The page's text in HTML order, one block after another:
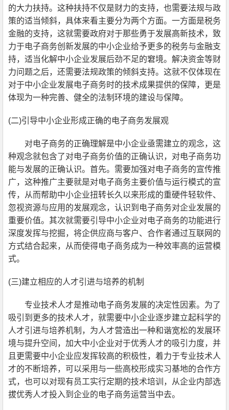
的大力扶持。这种扶持不仅是财力的支持， 也需要法规与政
策的适当倾斜， 具体来看主要分为两个方面。一方面是税务
金融的支持， 这就需要政府对于那些勇于发展高新技术， 致
力于电子商务创新发展的中小企业给予更多的税务与金融支
持， 适当化解中小企业发展后劲不足的窘境。解决资金等财
力问题之后， 还需要法规政策的倾斜支持。这就不仅体现在
对于中小企业发展电子商务时的技术成果提供的保障，
更是
体现为一种完善、健全的法制环境的建设与保障。
(二)引导中小企业形成正确的电子商务发展观
对电子商务的正确理解是中小企业亟需建立的观念， 这
种观念就包含了对电子商务价值的正确认识， 对电子商务功
能与发展的正确认识。首先。需要加强对电子商务的宣传推
广， 这种推广主要就是对电子商务主要价值与运行模式的宣
传， 从而帮助中小企业扭转长久以来形成的重硬件轻软件、
忽视资源与应用的发展观念， 认识到电子商务对企业发展的
重要价值。其次就需要引导中小企业对电子商务的功能进行
深度发挥与挖掘， 将企供应商与客户、合作者通过互联网的
方式结合起来，
从而使得电子商务成为一种效率高的运营模
式。
(三)建立相应的人才引进与培养的机制
专业技术人才是推动电子商务发展的决定性因素。为了
吸引到更多的技术人才， 就需要中小企业逐步建立起科学的
人才引进与培养机制 ， 为人才营造出一种和谐宽松的发展环
境与提升空间 ， 加大中小企业对于优秀人才的吸引力度， 并
且更需要中小企业应发挥较高的积极性， 着力于专业技术人
才的不断培养， 可以采用与一些高校形成实习基地的合作方
式， 也可以对现有员工实行定期的技术培训 ，
从企业内部选
拔优秀人才投入到企业的电子商务运营当中去。